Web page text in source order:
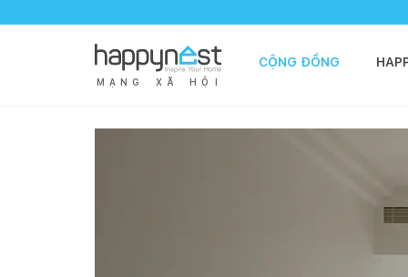
M Ạ N G X Ã H Ộ I
CỘNG ĐỒNG